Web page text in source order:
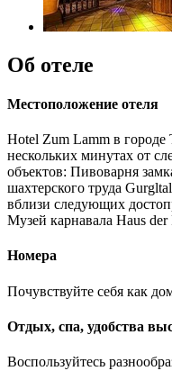
Об отеле
Местоположение отеля
Hotel Zum Lamm в городе
нескольких минутах от
объектов: Пивоварня
шахтерского труда
вблизи следующих
Музей карнавала Haus
Номера
Почувствуйте себя как
Отдых, спа, удобства
Воспользуйтесь